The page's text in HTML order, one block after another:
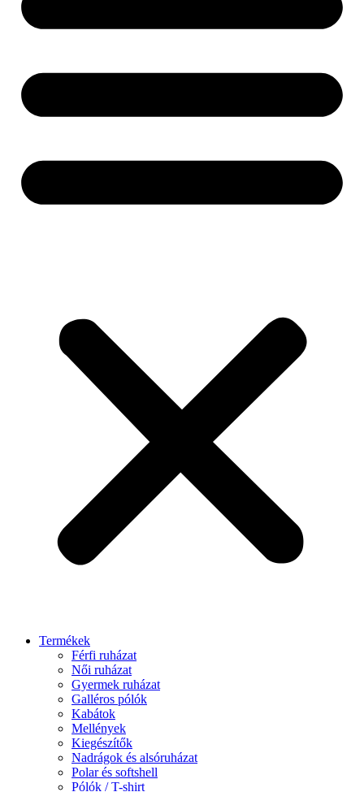
Termékek
Férfi ruházat
Női ruházat
Gyermek ruházat
Galléros pólók
Kabátok
Mellények
Kiegészítők
Nadrágok és alsóruházat
Polar és softshell
Pólók / T-shirt